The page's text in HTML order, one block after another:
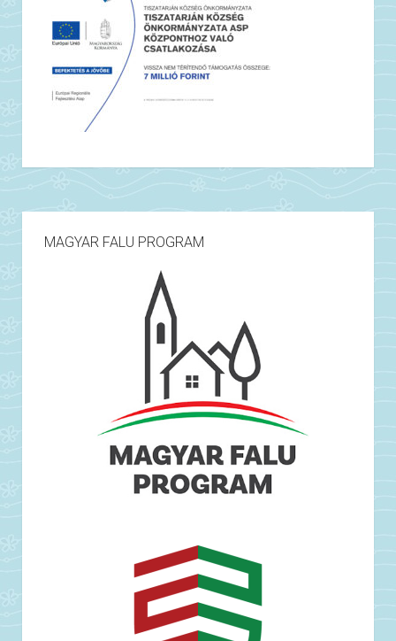
MAGYAR FALU PROGRAM